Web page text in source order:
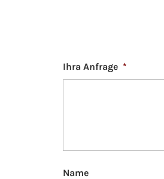
Ihra Anfrage *
Name